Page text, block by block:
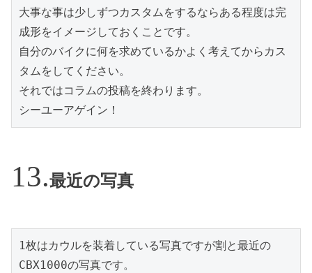
大事な事は少しずつカスタムをするならある程度は完
成形をイメージしておくことです。
自分のバイクに何を求めているかよく考えてからカス
タムをしてください。
それではコラムの投稿を終わります。
シーユーアゲイン！
最近の写真
1枚はカウルを装着している写真ですが割と最近の
CBX1000の写真です。